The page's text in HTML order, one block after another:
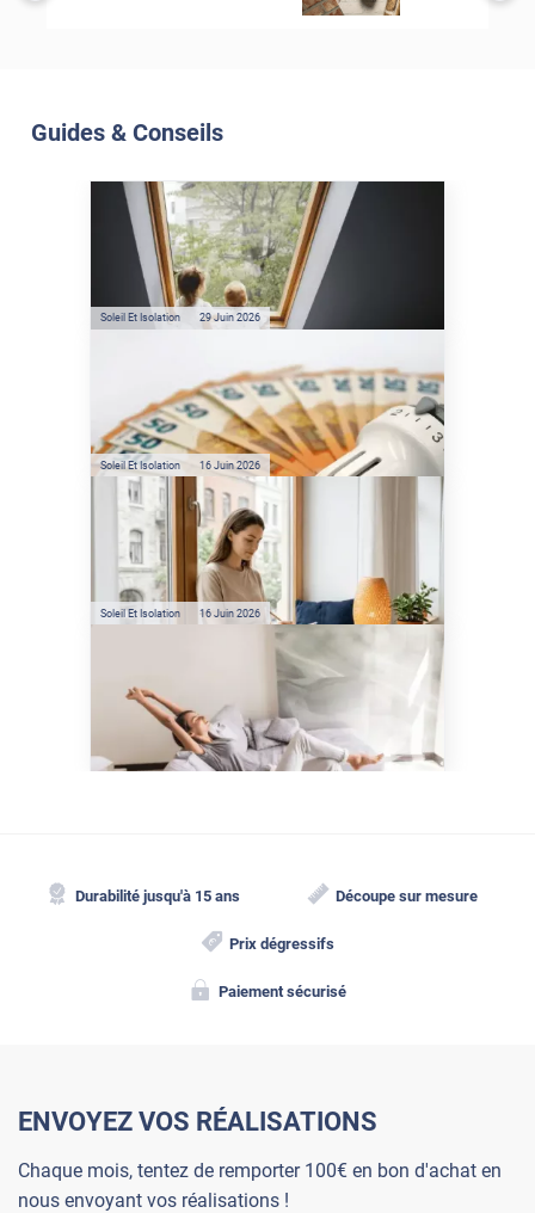
Guides & Conseils
Véranda et Velux : Comment
bloquer jusqu'à 80% de
l'énergie solaire sans
climatisation ?
Soleil Et Isolation 29 Juin 2026
Film anti-chaleur : quelles
sont les économies d’énergie
réelles ?
Soleil Et Isolation 16 Juin 2026
Préservez votre logement de
la chaleur : les conseils de
Jamy de C'est Pas Sorcier
Soleil Et Isolation 16 Juin 2026
Comment protéger sa
maison de la chaleur sans
climatisation ?
Durabilité jusqu'à 15 ans Découpe sur mesure
Prix dégressifs
Paiement sécurisé
ENVOYEZ VOS RÉALISATIONS
Chaque mois, tentez de remporter 100€ en bon d'achat en
nous envoyant vos réalisations !